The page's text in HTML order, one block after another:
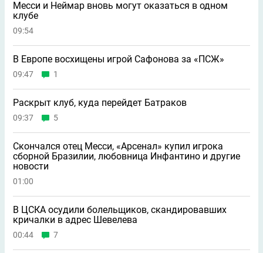
Месси и Неймар вновь могут оказаться в одном
клубе
09:54
В Европе восхищены игрой Сафонова за «ПСЖ»
09:47 1
Раскрыт клуб, куда перейдет Батраков
09:37 5
Скончался отец Месси, «Арсенал» купил игрока
сборной Бразилии, любовница Инфантино и другие
новости
01:00
В ЦСКА осудили болельщиков, скандировавших
кричалки в адрес Шевелева
00:44 7